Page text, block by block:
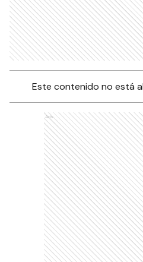
Este contenido no está
Ads